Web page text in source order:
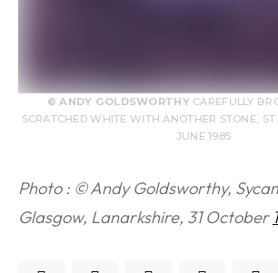
© ANDY GOLDSWORTHYCAREFULLY
SCRATCHED WHITE WITH ANOTHER STONE,
JUNE 1985
Photo : © Andy Goldsworthy,
Glasgow, Lanarkshire, 31 October